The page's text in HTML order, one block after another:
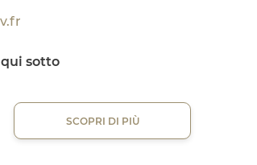
sotto
SCOPRI DI PIÙ